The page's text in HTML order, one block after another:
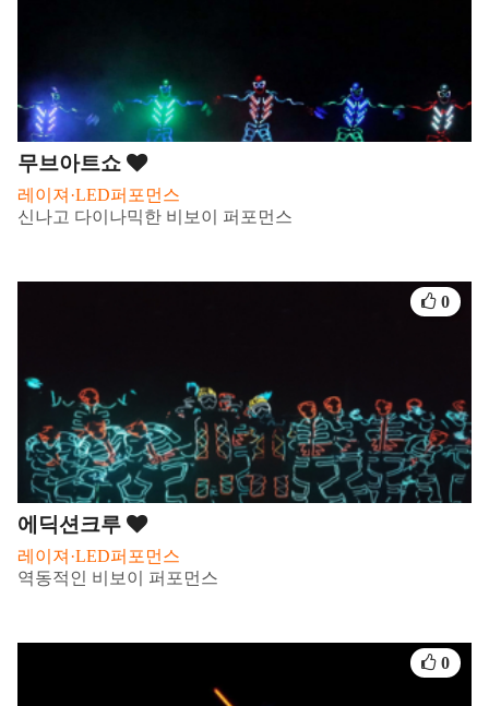
무브아트쇼
레이져·LED퍼포먼스
신나고 다이나믹한 비보이 퍼포먼스
에딕션크루
레이져·LED퍼포먼스
역동적인 비보이 퍼포먼스
0
0